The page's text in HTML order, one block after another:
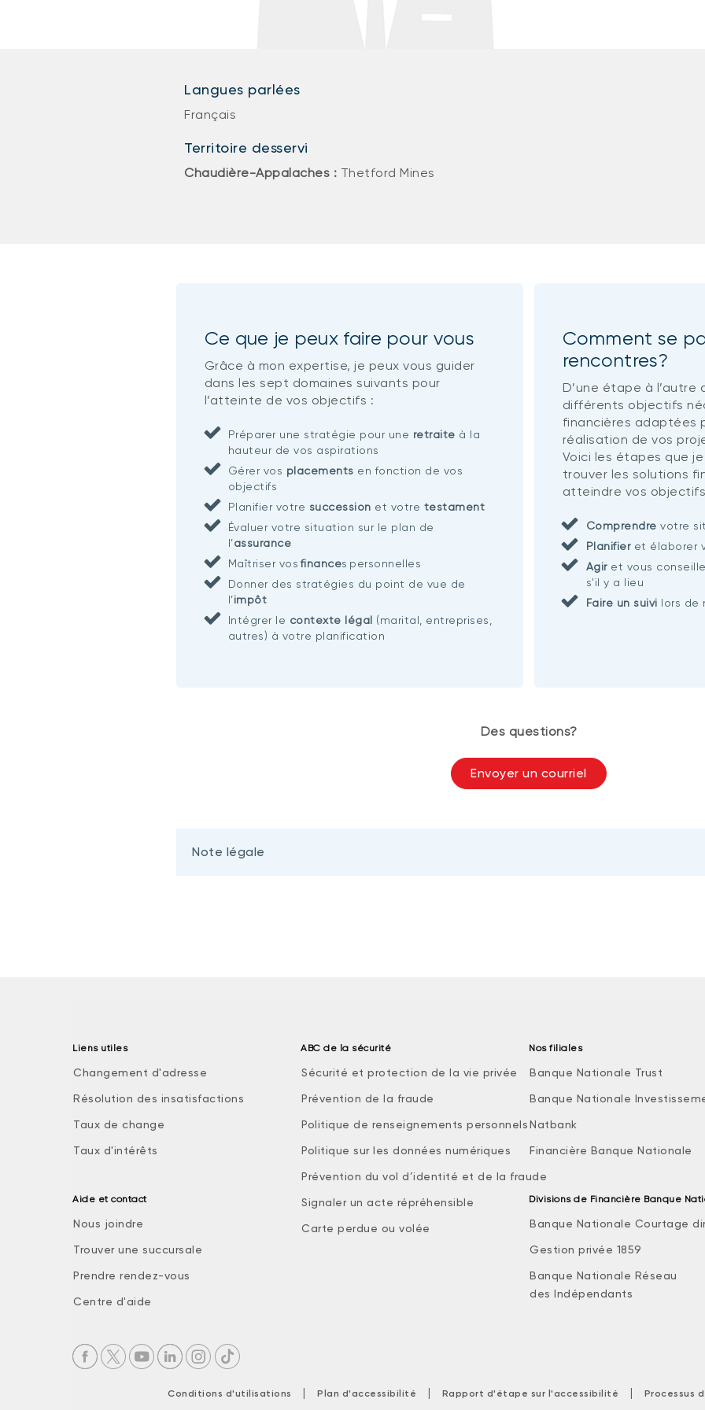
Langues parlées
Français
Territoire desservi
Chaudière-Appalaches : Thetford Mines
Ce que je peux faire pour vous
Grâce à mon expertise, je peux vous guider
dans les sept domaines suivants pour
l’atteinte de vos objectifs :
Préparer une stratégie pour une retraite à la
hauteur de vos aspirations
Gérer vos placements en fonction de vos
objectifs
Planifier votre succession et votre testament
Évaluer votre situation sur le plan de
l’assurance
Maîtriser vosfinances personnelles
Donner des stratégies du point de vue de
l’impôt
Intégrer le contexte légal (marital, entreprises,
autres) à votre planification
Comment se
rencontres?
D’une étape à l’autre
différents objectifs
financières adaptées
réalisation de vos
Voici les étapes que
trouver les solutions
atteindre vos
Comprendre votre
Planifieret élaborer
Agiret vous
s'il y a lieu
Faire un suivi lors de
Des questions?
Envoyer un courriel
Note légale
Liens utiles
Changement d'adresse
Résolution des insatisfactions
Taux de change
Taux d'intérêts
Aide et contact
Nous joindre
Trouver une succursale
Prendre rendez-vous
Centre d'aide
ABC de la sécurité
Sécurité et protection de la vie privée
Prévention de la fraude
Politique de renseignements personnels
Politique sur les données numériques
Prévention du vol d’identité et de la fraude
Signaler un acte répréhensible
Carte perdue ou volée
Nos filiales
Banque Nationale Trust
Banque Nationale
Natbank
Financière Banque Nationale
Divisions de Financière Banque
Banque Nationale Courtage
Gestion privée 1859
Banque Nationale Réseau
des Indépendants
Conditions d'utilisations | Plan d'accessibilité | Rapport d'étape sur l'accessibilité | Processus